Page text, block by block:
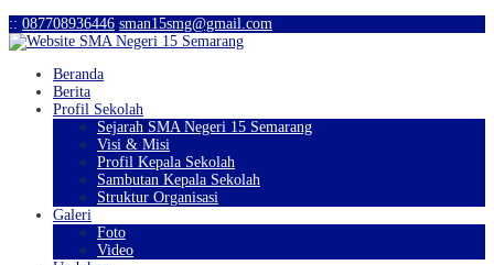
:: 087708936446 sman15smg@gmail.com
Beranda
Berita
Profil Sekolah
Sejarah SMA Negeri 15 Semarang
Visi & Misi
Profil Kepala Sekolah
Sambutan Kepala Sekolah
Struktur Organisasi
Galeri
Foto
Video